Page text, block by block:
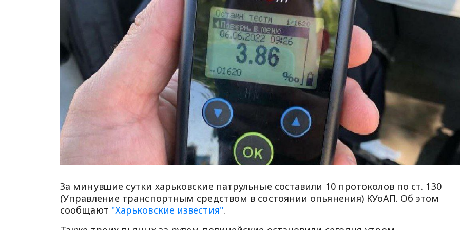
За минувшие сутки харьковские патрульные составили 10 протоколов по ст. 130
(Управление транспортным средством в состоянии опьянения) КУоАП. Об этом
сообщают "Харьковские известия".